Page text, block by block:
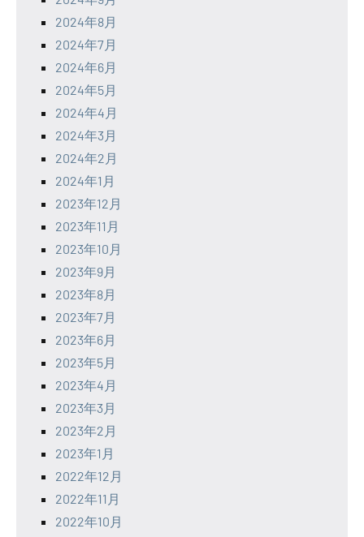
2024年8月
2024年7月
2024年6月
2024年5月
2024年4月
2024年3月
2024年2月
2024年1月
2023年12月
2023年11月
2023年10月
2023年9月
2023年8月
2023年7月
2023年6月
2023年5月
2023年4月
2023年3月
2023年2月
2023年1月
2022年12月
2022年11月
2022年10月